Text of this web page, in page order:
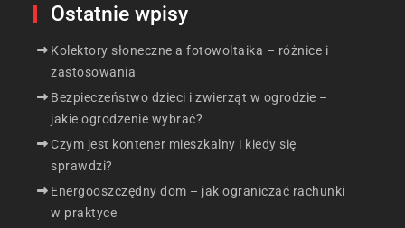
Ostatnie wpisy
Kolektory słoneczne a fotowoltaika – różnice i
zastosowania
Bezpieczeństwo dzieci i zwierząt w ogrodzie –
jakie ogrodzenie wybrać?
Czym jest kontener mieszkalny i kiedy się
sprawdzi?
Energooszczędny dom – jak ograniczać rachunki
w praktyce